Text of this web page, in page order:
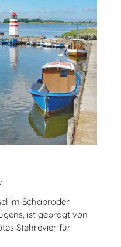
im Schaproder
ist geprägt von
Stehrevier für